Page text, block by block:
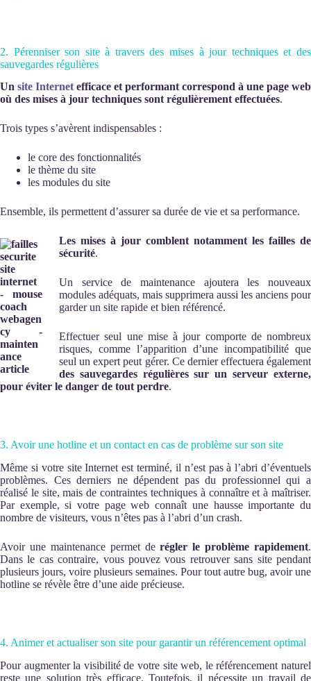
2. Pérenniser son site à travers des mises à jour techniques et des
sauvegardes régulières
Un site Internet efficace et performant correspond à une page web
où des mises à jour techniques sont régulièrement effectuées.
Trois types s’avèrent indispensables :
le core des fonctionnalités
le thème du site
les modules du site
Ensemble, ils permettent d’assurer sa durée de vie et sa performance.
Les mises à jour comblent notamment les failles de
sécurité.
Un service de maintenance ajoutera les nouveaux
modules adéquats, mais supprimera aussi les anciens pour
garder un site rapide et bien référencé.
Effectuer seul une mise à jour comporte de nombreux
risques, comme l’apparition d’une incompatibilité que
seul un expert peut gérer. Ce dernier effectuera également
des sauvegardes régulières sur un serveur externe,
pour éviter le danger de tout perdre.
3. Avoir une hotline et un contact en cas de problème sur son site
Même si votre site Internet est terminé, il n’est pas à l’abri d’éventuels
problèmes. Ces derniers ne dépendent pas du professionnel qui a
réalisé le site, mais de contraintes techniques à connaître et à maîtriser.
Par exemple, si votre page web connaît une hausse importante du
nombre de visiteurs, vous n’êtes pas à l’abri d’un crash.
Avoir une maintenance permet derégler le problème rapidement.
Dans le cas contraire, vous pouvez vous retrouver sans site pendant
plusieurs jours, voire plusieurs semaines. Pour tout autre bug, avoir une
hotline se révèle être d’une aide précieuse.
4. Animer et actualiser son site pour garantir un référencement optimal
Pour augmenter la visibilité de votre site web, le référencement naturel
reste une solution très efficace. Toutefois, il nécessite un travail de